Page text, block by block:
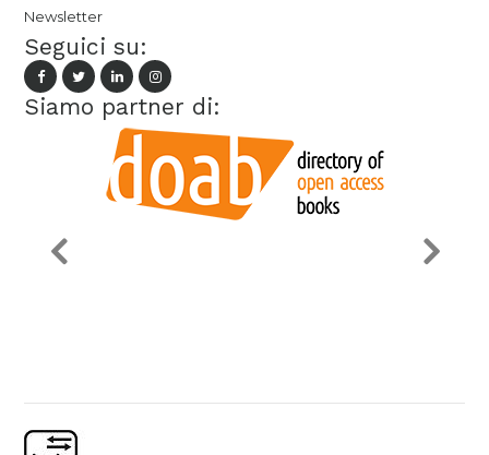
Newsletter
Seguici su:
Siamo partner di: